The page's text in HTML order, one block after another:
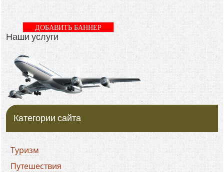
Наши услуги
ДОБАВИТЬ БАННЕР
Категории сайта
Туризм
Путешествия